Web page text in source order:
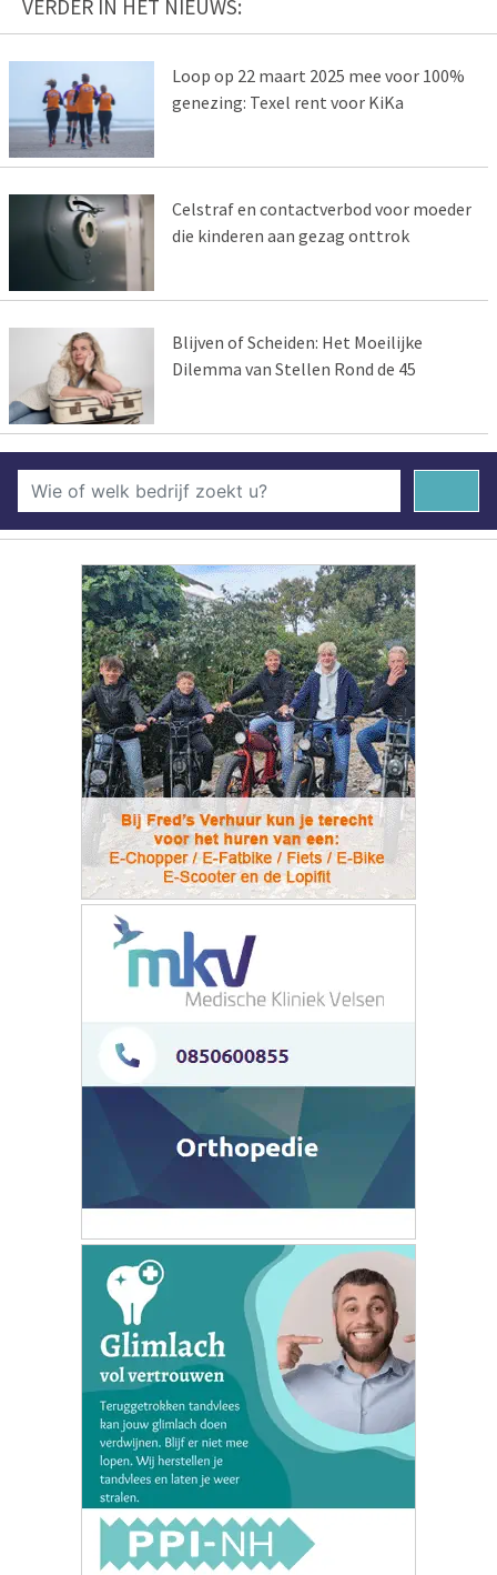
VERDER IN HET NIEUWS:
Loop op 22 maart 2025 mee voor 100%
genezing: Texel rent voor KiKa
Celstraf en contactverbod voor moeder
die kinderen aan gezag onttrok
Blijven of Scheiden: Het Moeilijke
Dilemma van Stellen Rond de 45